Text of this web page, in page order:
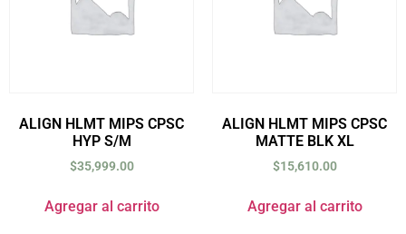
ALIGN HLMT MIPS CPSC
HYP S/M
$35,999.00
Agregar al carrito
ALIGN HLMT MIPS CPSC
MATTE BLK XL
$15,610.00
Agregar al carrito